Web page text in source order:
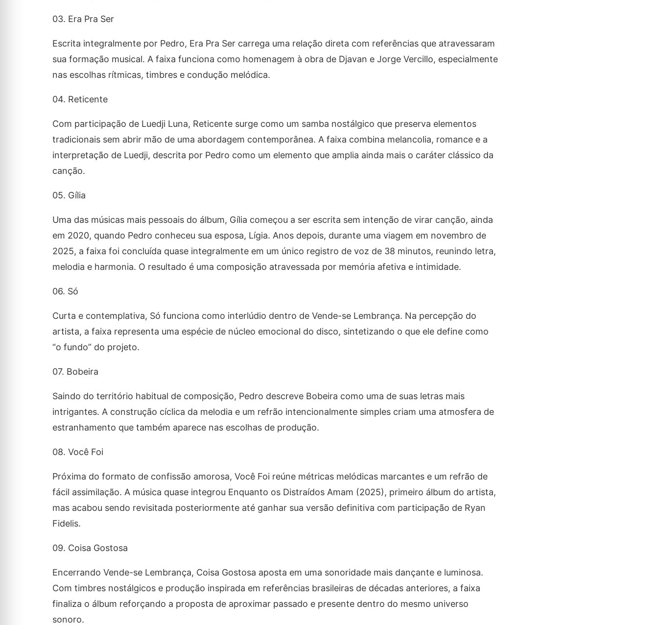
03. Era Pra Ser
Escrita integralmente por Pedro, Era Pra Sercarrega uma relação direta com referências que atravessaram
sua formação musical. A faixa funciona como homenagem à obra de Djavan e Jorge Vercillo, especialmente
nas escolhas rítmicas, timbres e condução melódica.
04. Reticente
Com participação de Luedji Luna, Reticentesurge como um samba nostálgico que preserva elementos
tradicionais sem abrir mão de uma abordagem contemporânea. A faixa combina melancolia, romance e a
interpretação de Luedji, descrita por Pedro como um elemento que amplia ainda mais o caráter clássico da
canção.
05. Gília
Uma das músicas mais pessoais do álbum, Gília começou a ser escrita sem intenção de virar canção, ainda
em 2020, quando Pedro conheceu sua esposa, Lígia. Anos depois, durante uma viagem em novembro de
2025, a faixa foi concluída quase integralmente em um único registro de voz de 38 minutos, reunindo letra,
melodia e harmonia. O resultado é uma composição atravessada por memória afetiva e intimidade.
06. Só
Curta e contemplativa, Só funciona como interlúdio dentro de Vende-se Lembrança. Na percepção do
artista, a faixa representa uma espécie de núcleo emocional do disco, sintetizando o que ele define como
“o fundo” do projeto.
07. Bobeira
Saindo do território habitual de composição, Pedro descreve Bobeira como uma de suas letras mais
intrigantes. A construção cíclica da melodia e um refrão intencionalmente simples criam uma atmosfera de
estranhamento que também aparece nas escolhas de produção.
08. Você Foi
Próxima do formato de confissão amorosa, Você Foi reúne métricas melódicas marcantes e um refrão de
fácil assimilação. A música quase integrou Enquanto os Distraídos Amam (2025), primeiro álbum do artista,
mas acabou sendo revisitada posteriormente até ganhar sua versão definitiva com participação de Ryan
Fidelis.
09. Coisa Gostosa
Encerrando Vende-se Lembrança, Coisa Gostosa aposta em uma sonoridade mais dançante e luminosa.
Com timbres nostálgicos e produção inspirada em referências brasileiras de décadas anteriores, a faixa
finaliza o álbum reforçando a proposta de aproximar passado e presente dentro do mesmo universo
sonoro.